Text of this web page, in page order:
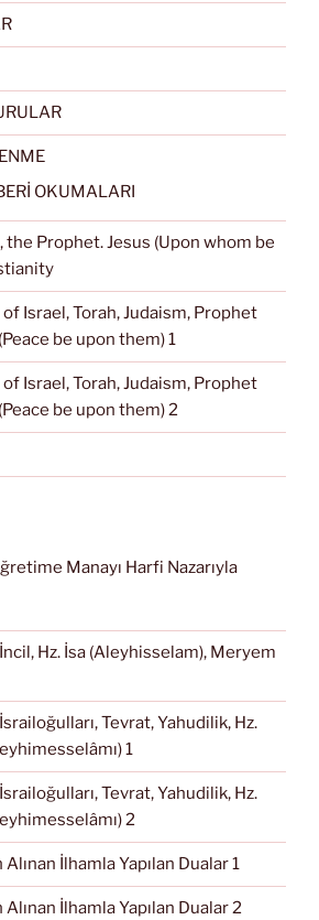
OKUMALARI
the Prophet. Jesus (Upon whom be
Israel, Torah, Judaism, Prophet
be upon them) 1
Israel, Torah, Judaism, Prophet
be upon them) 2
Manayı Harfi Nazarıyla
Hz. İsa (Aleyhisselam), Meryem
Tevrat, Yahudilik, Hz.
1
Tevrat, Yahudilik, Hz.
2
Alınan İlhamla Yapılan Dualar 1
Alınan İlhamla Yapılan Dualar 2